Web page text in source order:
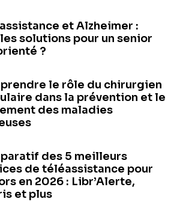
et Alzheimer :
solutions pour un senior
?
le rôle du chirurgien
dans la prévention et le
des maladies
des 5 meilleurs
de téléassistance pour
en 2026 : Libr’Alerte,
et plus